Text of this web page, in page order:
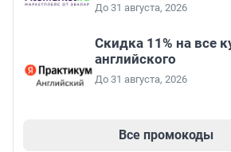
До 31 августа, 2026
Скидка 11% на все
английского
До 31 августа, 2026
Все промокоды